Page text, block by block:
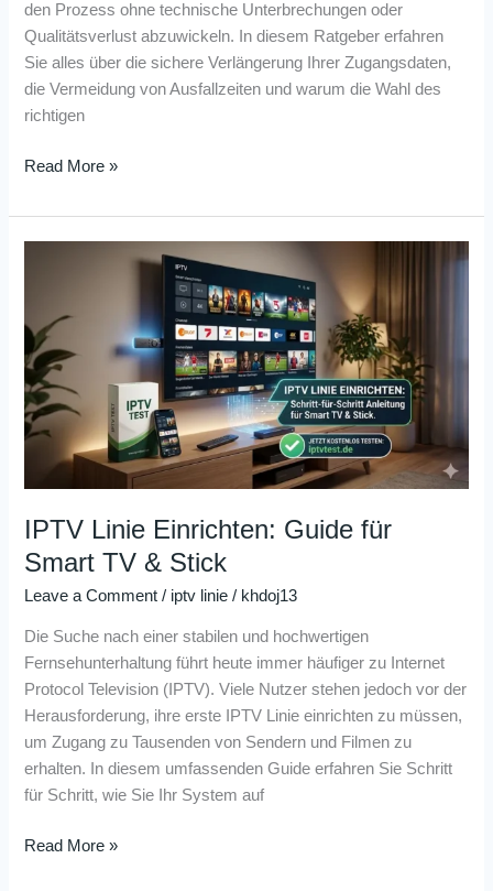
den Prozess ohne technische Unterbrechungen oder
Qualitätsverlust abzuwickeln. In diesem Ratgeber erfahren
Sie alles über die sichere Verlängerung Ihrer Zugangsdaten,
die Vermeidung von Ausfallzeiten und warum die Wahl des
richtigen
Read More »
IPTV Linie Einrichten: Guide für
Smart TV & Stick
Leave a Comment / iptv linie / khdoj13
Die Suche nach einer stabilen und hochwertigen
Fernsehunterhaltung führt heute immer häufiger zu Internet
Protocol Television (IPTV). Viele Nutzer stehen jedoch vor der
Herausforderung, ihre erste IPTV Linie einrichten zu müssen,
um Zugang zu Tausenden von Sendern und Filmen zu
erhalten. In diesem umfassenden Guide erfahren Sie Schritt
für Schritt, wie Sie Ihr System auf
Guide
für
Smart
TV
&
Stick
Read More »